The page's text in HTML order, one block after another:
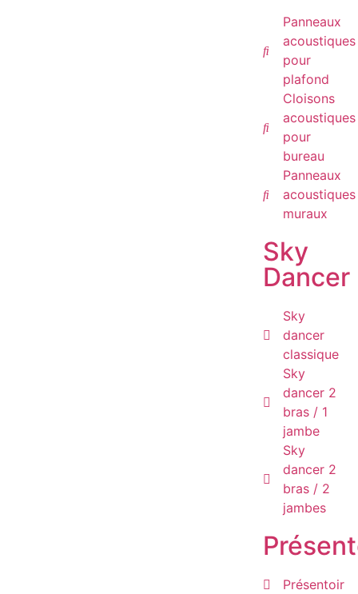
Panneaux
acoustiques
pour
plafond
Cloisons
acoustiques
pour
bureau
Panneaux
acoustiques
muraux
Sky
Dancer
Sky
dancer
classique
Sky
dancer 2
bras / 1
jambe
Sky
dancer 2
bras / 2
jambes
Présentoir